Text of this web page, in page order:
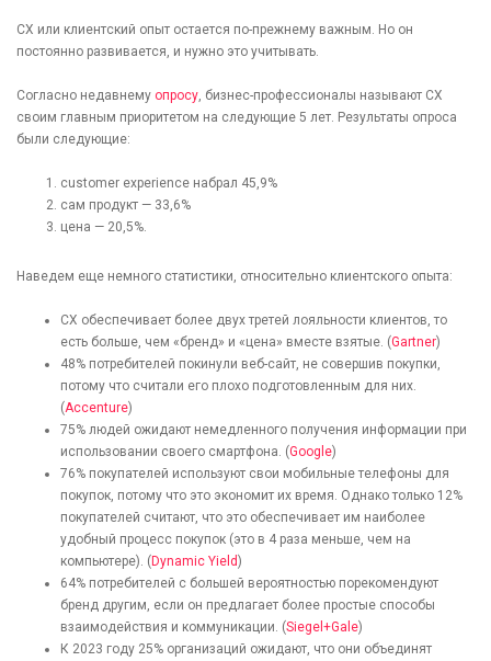
CX или клиентский опыт остается по-прежнему важным. Но он
постоянно развивается, и нужно это учитывать.
Согласно недавнему опросу , бизнес-профессионалы называют CX
своим главным приоритетом на следующие 5 лет. Результаты опроса
были следующие:
customer experience набрал 45,9%
сам продукт — 33,6%
цена — 20,5%.
Наведем еще немного статистики, относительно клиентского опыта:
CX обеспечивает более двух третей лояльности клиентов, то
есть больше, чем «бренд» и «цена» вместе взятые. (Gartner)
48% потребителей покинули веб-сайт, не совершив покупки,
потому что считали его плохо подготовленным для них.
(Accenture)
75% людей ожидают немедленного получения информации при
использовании своего смартфона. (Google)
76% покупателей используют свои мобильные телефоны для
покупок, потому что это экономит их время. Однако только 12%
покупателей считают, что это обеспечивает им наиболее
удобный процесс покупок (это в 4 раза меньше, чем на
компьютере). (Dynamic Yield)
64% потребителей с большей вероятностью порекомендуют
бренд другим, если он предлагает более простые способы
взаимодействия и коммуникации. (Siegel+Gale)
К 2023 году 25% организаций ожидают, что они объединят